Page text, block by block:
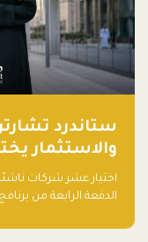
ستاندرد
والاستثمار
تقودها سيدات
"المرأة
اختيار عشر شركات
الدفعة الرابعة من
وتعزيز منظومة